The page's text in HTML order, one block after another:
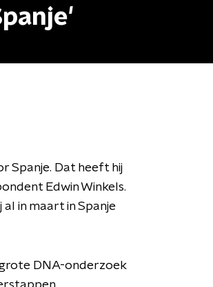
Spanje. Dat heeft hij
Edwin Winkels.
in maart in Spanje
DNA-onderzoek